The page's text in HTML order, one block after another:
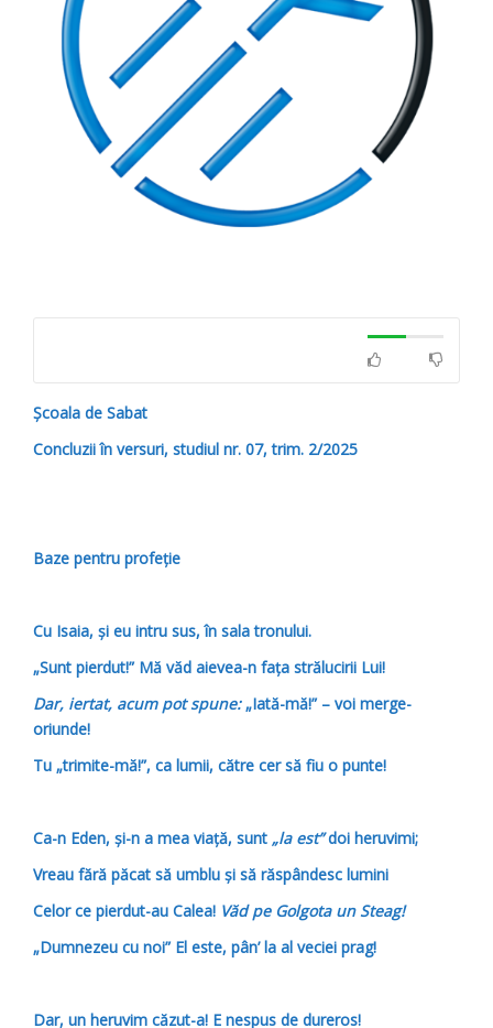
Școala de Sabat
Concluzii în versuri, studiul nr. 07, trim. 2/2025
Baze pentru profeție
Cu Isaia, și eu intru sus, în sala tronului.
„Sunt pierdut!” Mă văd aievea-n fața strălucirii Lui!
Dar, iertat, acum pot spune:„Iată-mă!” – voi merge-
oriunde!
Tu „trimite-mă!”, ca lumii, către cer să fiu o punte!
Ca-n Eden, și-n a mea viață, sunt „la est”doi heruvimi;
Vreau fără păcat să umblu și să răspândesc lumini
Celor ce pierdut-au Calea! Văd pe Golgota un Steag!
„Dumnezeu cu noi” El este, pân’ la al veciei prag!
Dar, un heruvim căzut-a! E nespus de dureros!